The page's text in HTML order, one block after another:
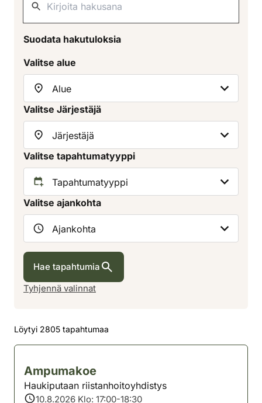
Suodata hakutuloksia
Valitse alue
Valitse Järjestäjä
Valitse tapahtumatyyppi
Valitse ajankohta
Hae tapahtumia
Tyhjennä valinnat
Löytyi 2805 tapahtumaa
Ampumakoe
Haukiputaan riistanhoitoyhdistys
10.8.2026 Klo: 17:00-18:30